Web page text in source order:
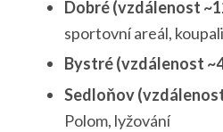
Dobré (vzdálenost
sportovní areál,
Bystré (vzdálenost
Sedloňov
Polom, lyžování